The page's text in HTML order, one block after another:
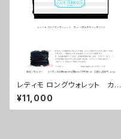
レティモ ロングウォレット カラ
ー/マルタカフェホワイト ■配
送まで３週間
¥11,000